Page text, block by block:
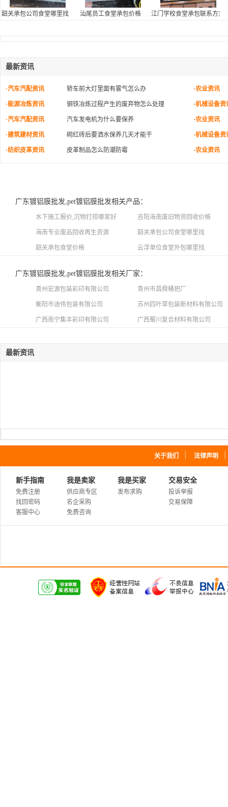
韶关承包公司食堂哪里找 汕尾员工食堂承包价格 江门学校食堂承包联系方式
最新资讯
·汽车汽配资讯 轿车前大灯里面有雾气怎么办 ·农业资讯
·能源冶炼资讯 钢铁冶炼过程产生的废弃物怎么处理 ·机械设备资
·汽车汽配资讯 汽车发电机为什么要保养 ·农业资讯
·建筑建材资讯 砌红砖后要洒水保养几天才能干 ·机械设备资
·纺织皮革资讯 皮革制品怎么防潮防霉 ·农业资讯
广东镀铝膜批发,pet镀铝膜批发相关产品：
水下施工报价,沉物打捞哪家好 吉阳海南废旧物资回收价格
海南专业废品回收再生资源 韶关承包公司食堂哪里找
韶关承包食堂价格 云浮单位食堂外包哪里找
广东镀铝膜批发,pet镀铝膜批发相关厂家：
青州宏源包装彩印有限公司 青州市昌舜桶把厂
衡阳市迪伟包装有限公司 苏州四叶草包装新材料有限公司
广西南宁集丰彩印有限公司 广西蜀川复合材料有限公司
最新资讯
关于我们 法律声明
新手指南
免费注册
找回密码
客服中心
我是卖家
供应商专区
名企采购
免费咨询
我是买家
发布求购
交易安全
投诉举报
交易保障